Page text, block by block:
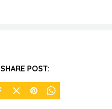
SHARE POST: